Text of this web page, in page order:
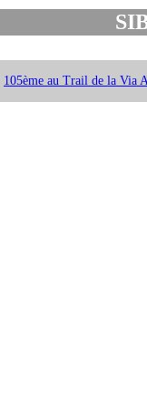
105ème au Trail de la Via